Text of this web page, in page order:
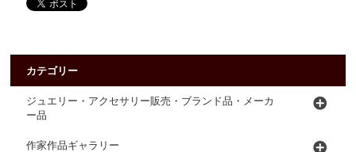
カテゴリー
ジュエリー・アクセサリー販売・ブランド品・メーカ
ー品
作家作品ギャラリー